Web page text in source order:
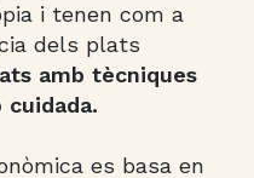
i tenen com a
dels plats
amb tècniques
cuidada.
es basa en